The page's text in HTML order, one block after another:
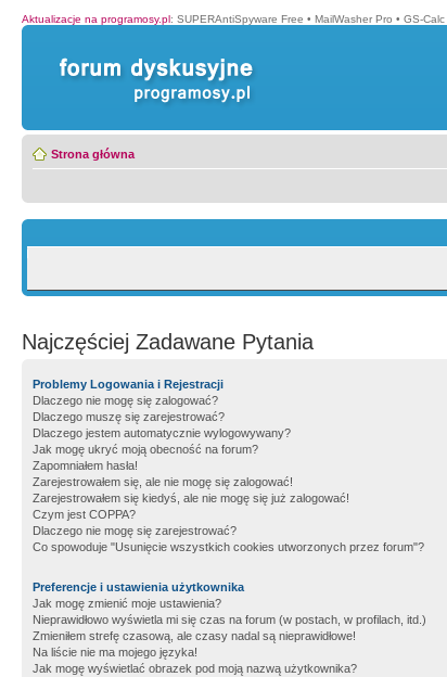
Aktualizacje na programosy.pl: SUPERAntiSpyware Free • MailWasher Pro • GS-Calc
Strona główna
Najczęściej Zadawane Pytania
Problemy Logowania i Rejestracji
Dlaczego nie mogę się zalogować?
Dlaczego muszę się zarejestrować?
Dlaczego jestem automatycznie wylogowywany?
Jak mogę ukryć moją obecność na forum?
Zapomniałem hasła!
Zarejestrowałem się, ale nie mogę się zalogować!
Zarejestrowałem się kiedyś, ale nie mogę się już zalogować!
Czym jest COPPA?
Dlaczego nie mogę się zarejestrować?
Co spowoduje "Usunięcie wszystkich cookies utworzonych przez forum"?
Preferencje i ustawienia użytkownika
Jak mogę zmienić moje ustawienia?
Nieprawidłowo wyświetla mi się czas na forum (w postach, w profilach, itd.)
Zmieniłem strefę czasową, ale czasy nadal są nieprawidłowe!
Na liście nie ma mojego języka!
Jak mogę wyświetlać obrazek pod moją nazwą użytkownika?